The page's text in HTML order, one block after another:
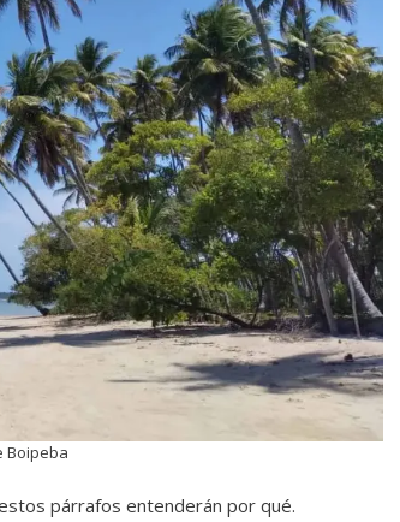
Boipeba
párrafos entenderán por qué.